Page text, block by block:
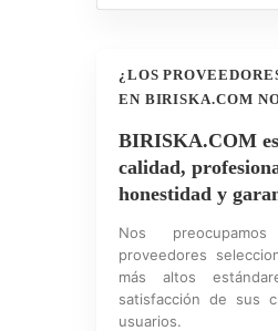
¿LOS
EN BIRISKA.COM
BIRISKA.COM
calidad,
honestidad y
Nos
proveedores
más altos
satisfacción de sus
usuarios.